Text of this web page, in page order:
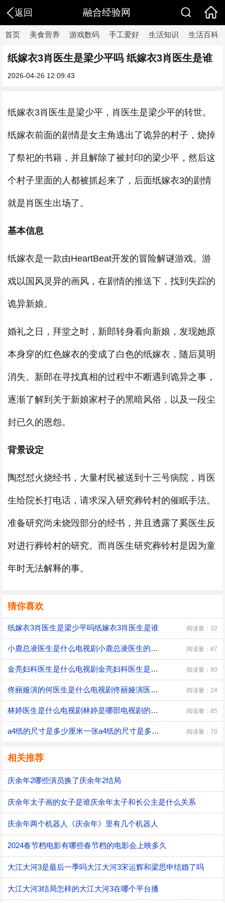
返回 融合经验网
首页 美食营养 游戏数码 手工爱好 生活知识 生活百科
纸嫁衣3肖医生是梁少平吗 纸嫁衣3肖医生是谁
2026-04-26 12:09:43
纸嫁衣3肖医生是梁少平，肖医生是梁少平的转世。
纸嫁衣前面的剧情是女主角逃出了诡异的村子，烧掉
了祭祀的书籍，并且解除了被封印的梁少平，然后这
个村子里面的人都被抓起来了，后面纸嫁衣3的剧情
就是肖医生出场了。
基本信息
纸嫁衣是一款由HeartBeat开发的冒险解谜游戏。游
戏以国风灵异的画风，在剧情的推送下，找到失踪的
诡异新娘。
婚礼之日，拜堂之时，新郎转身看向新娘，发现她原
本身穿的红色嫁衣的变成了白色的纸嫁衣，随后莫明
消失。新郎在寻找真相的过程中不断遇到诡异之事，
逐渐了解到关于新娘家村子的黑暗风俗，以及一段尘
封已久的恩怨。
背景设定
陶怼怼火烧经书，大量村民被送到十三号病院，肖医
生给院长打电话，请求深入研究葬铃村的催眠手法。
准备研究尚未烧毁部分的经书，并且透露了奚医生反
对进行葬铃村的研究。而肖医生研究葬铃村是因为童
年时无法解释的事。
猜你喜欢
纸嫁衣3肖医生是梁少平吗纸嫁衣3肖医生是谁 阅读量：32
小鹿总凌医生是什么电视剧小鹿总凌医生的电视剧名字 阅读量：87
金亮妇科医生是什么电视剧金亮妇科医生是什么电视剧的人物 阅读量：80
佟丽娅演的何医生是什么电视剧佟丽娅演医生的电视剧叫什么名字 阅读量：24
林婷医生是什么电视剧林婷是哪部电视剧的人物 阅读量：85
a4纸的尺寸是多少厘米一张a4纸的尺寸是多少厘米 阅读量：70
相关推荐
庆余年2哪些演员换了庆余年2结局
庆余年太子画的女子是谁庆余年太子和长公主是什么关系
庆余年两个机器人《庆余年》里有几个机器人
2024春节档电影有哪些春节档的电影会上映多久
大江大河3是最后一季吗大江大河3宋运辉和梁思申结婚了吗
大江大河3结局怎样的大江大河3在哪个平台播